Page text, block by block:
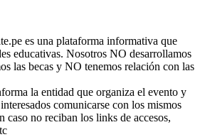
es una plataforma informativa que
educativas. Nosotros NO desarrollamos
las becas y NO tenemos relación con las
la entidad que organiza el evento y
comunicarse con los mismos
caso no reciban los links de accesos,